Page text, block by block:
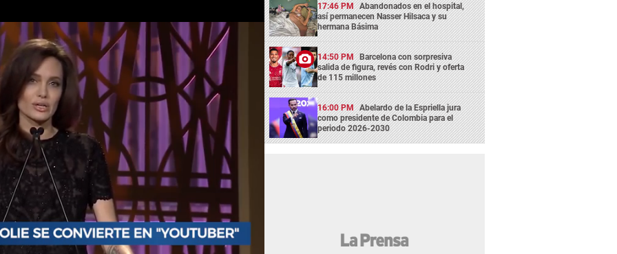
17:46 PM Abandonados en el hospital,
así permanecen Nasser Hilsaca y su
hermana Básima
14:50 PM Barcelona con sorpresiva
salida de figura, revés con Rodri y oferta
de 115 millones
16:00 PM Abelardo de la Espriella jura
como presidente de Colombia para el
periodo 2026-2030